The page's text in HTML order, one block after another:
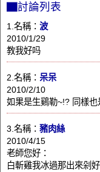
▇討論列表
1.名稱： 波
2010/1/29
教我好吗
2.名稱： 呆呆
2010/2/10
如果是生鷄勒~!? 同樣
3.名稱： 豬肉絲
2010/4/15
老師您好：
白斬雞我冰過那出來剁